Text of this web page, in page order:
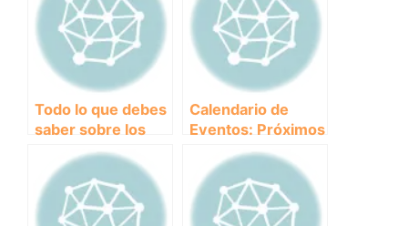
Todo lo que debes
saber sobre los
congresos y
conferencias en
Canicross
Calendario de
Eventos: Próximos
Congresos y
Conferencias de
Canicross